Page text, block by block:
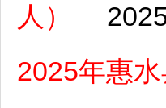
人）
2025年惠